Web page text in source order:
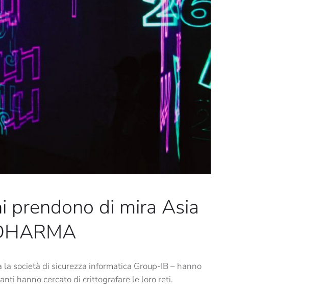
prendono di mira Asia
società di sicurezza informatica Group-IB – hanno
hanno cercato di crittografare le loro reti.